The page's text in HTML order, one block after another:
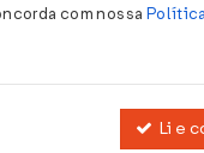
2003, para dispor
com nossa
Li e